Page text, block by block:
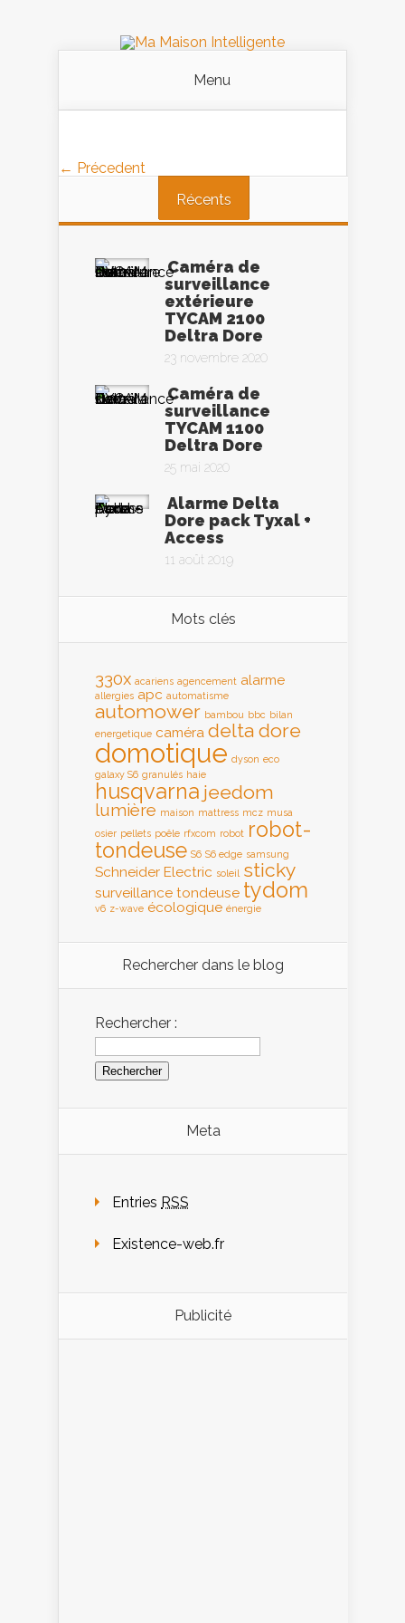
Menu
← Précedent
Récents
Caméra de
surveillance
extérieure
TYCAM 2100
Deltra Dore
23 novembre 2020
Caméra de
surveillance
TYCAM 1100
Deltra Dore
25 mai 2020
Alarme Delta
Dore pack Tyxal +
Access
11 août 2019
Mots clés
330x acariens agencement alarme
allergies apc automatisme
automower bambou bbc bilan
energetique caméra delta dore
domotique dyson eco
galaxy S6 granulés haie
husqvarna jeedom
lumière maison mattress mcz musa
osier pellets poêle rfxcom robot robot-
tondeuse S6 S6 edge samsung
Schneider Electric soleil sticky
surveillance tondeuse tydom
v6 z-wave écologique énergie
Rechercher dans le blog
Rechercher :
Meta
Entries RSS
Existence-web.fr
Publicité